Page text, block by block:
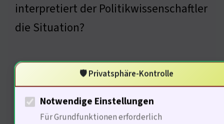
interpretiert der Politikwissenschaftler
die Situation?
Politische Dimensionen der
Gewalt
🛡️ Privatsphäre-Kontrolle
Notwendige Einstellungen
Für Grundfunktionen erforderlich